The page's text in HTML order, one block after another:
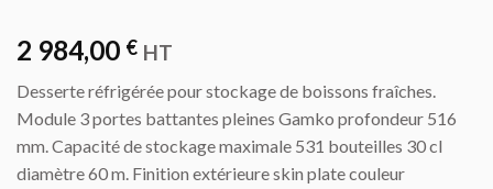
2 984,00 € HT
Desserte réfrigérée pour stockage de boissons fraîches.
Module 3 portes battantes pleines Gamko profondeur 516
mm. Capacité de stockage maximale 531 bouteilles 30 cl
diamètre 60 m. Finition extérieure skin plate couleur